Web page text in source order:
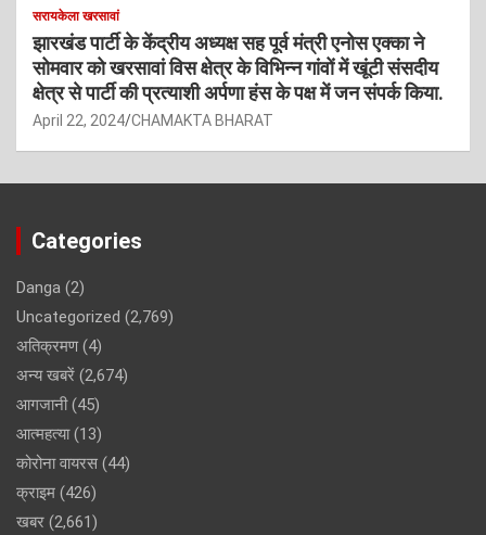
सरायकेला खरसावां
झारखंड पार्टी के केंद्रीय अध्यक्ष सह पूर्व मंत्री एनोस एक्का ने
सोमवार को खरसावां विस क्षेत्र के विभिन्न गांवों में खूंटी संसदीय
क्षेत्र से पार्टी की प्रत्याशी अर्पणा हंस के पक्ष में जन संपर्क किया.
April 22, 2024 CHAMAKTA BHARAT
Categories
Danga (2)
Uncategorized (2,769)
अतिक्रमण(4)
अन्य खबरें (2,674)
आगजानी(45)
आत्महत्या(13)
कोरोना वायरस (44)
क्राइम (426)
खबर (2,661)